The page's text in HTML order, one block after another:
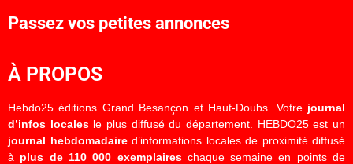
Passez vos petites annonces
À PROPOS
Hebdo25 éditions Grand Besançon et Haut-Doubs. Votre journal
d’infos localesle plus diffusé du département. HEBDO25 est un
journal hebdomadaired’informations locales de proximité diffusé
à plus de 110 000 exemplaireschaque semaine en points de